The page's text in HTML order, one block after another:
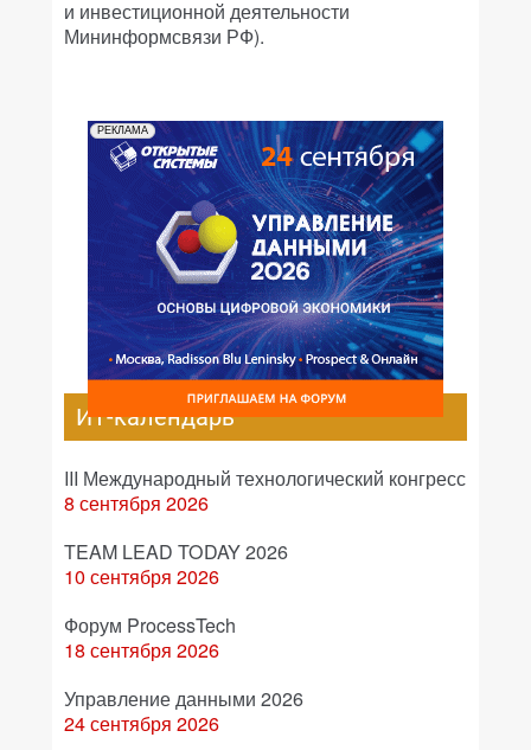
и инвестиционной деятельности
Мининформсвязи РФ).
РЕКЛАМА
ИТ-календарь
III Международный технологический конгресс
8 сентября 2026
TEAM LEAD TODAY 2026
10 сентября 2026
Форум ProcessTech
18 сентября 2026
Управление данными 2026
24 сентября 2026